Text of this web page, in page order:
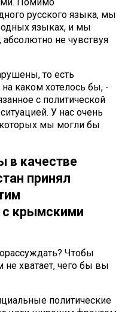
русского языка, мы
языках, и мы
не чувствуя
то есть
на каком хотелось бы, -
с политической
У нас очень
мы могли бы
в качестве
принял
с крымскими
Чтобы
не хватает, чего бы вы
политические